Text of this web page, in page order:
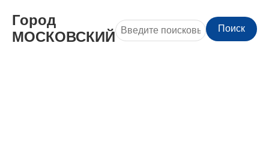
Город
МОСКОВСКИЙ
Поиск